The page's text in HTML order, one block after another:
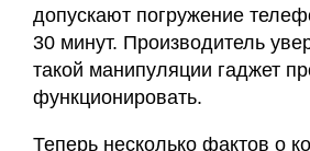
допускают погружение
30 минут. Производитель
такой манипуляции гаджет
функционировать.
Теперь несколько фактов о